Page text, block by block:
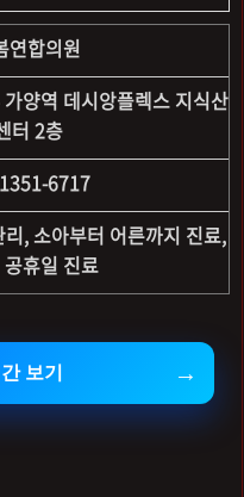
연합의원
양역 데시앙플렉스 지식산
터 2층
6717
, 소아부터 어른까지 진료,
휴일 진료
보기